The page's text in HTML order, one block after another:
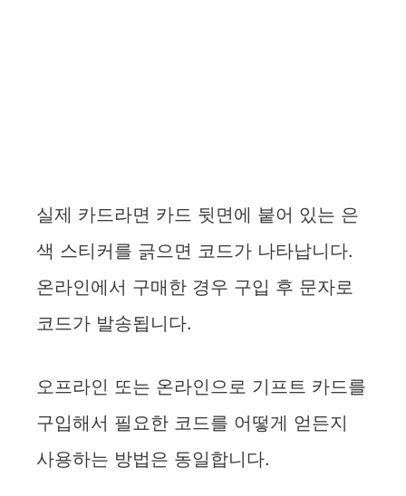
실제 카드라면 카드 뒷면에 붙어 있는 은
색 스티커를 긁으면 코드가 나타납니다.
온라인에서 구매한 경우 구입 후 문자로
코드가 발송됩니다.
오프라인 또는 온라인으로 기프트 카드를
구입해서 필요한 코드를 어떻게 얻든지
사용하는 방법은 동일합니다.